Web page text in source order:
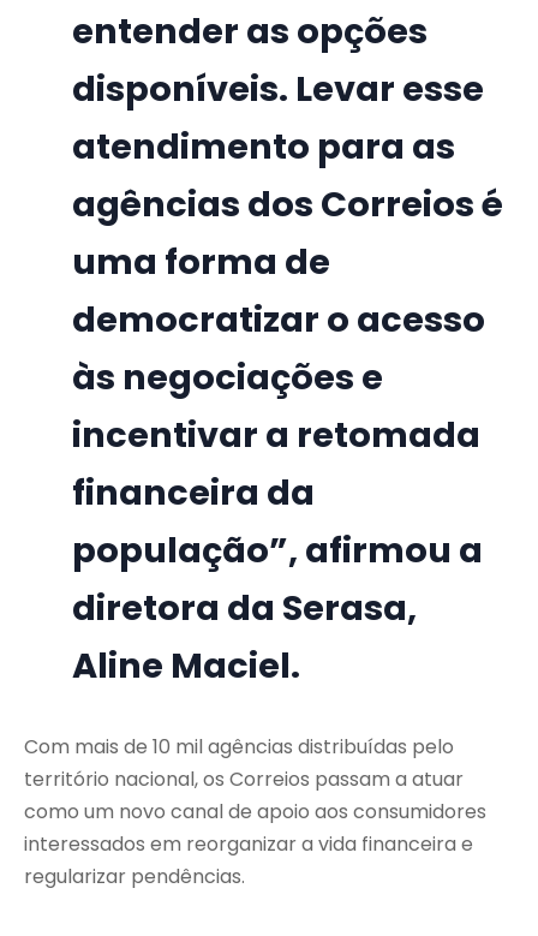
entender as opções
disponíveis. Levar esse
atendimento para as
agências dos Correios é
uma forma de
democratizar o acesso
às negociações e
incentivar a retomada
financeira da
população”, afirmou a
diretora da Serasa,
Aline Maciel.
Com mais de 10 mil agências distribuídas pelo
território nacional, os Correios passam a atuar
como um novo canal de apoio aos consumidores
interessados em reorganizar a vida financeira e
regularizar pendências.